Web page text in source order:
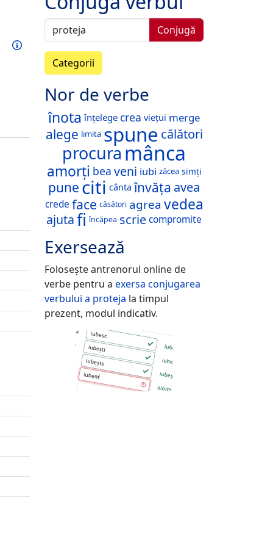
acest verb
Informații
Conjugă
Categorii
Nor de verbe
înota înțelege crea viețui merge
alege limita spune călători
procura mânca
amorți bea veni iubi zăcea simți
pune citi cânta învăța avea
crede face căsători agrea vedea
ajutafi încăpea scriecompromite
Exersează
Folosește antrenorul online de
verbe pentru a exersa conjugarea
verbului a proteja la timpul
prezent, modul indicativ.